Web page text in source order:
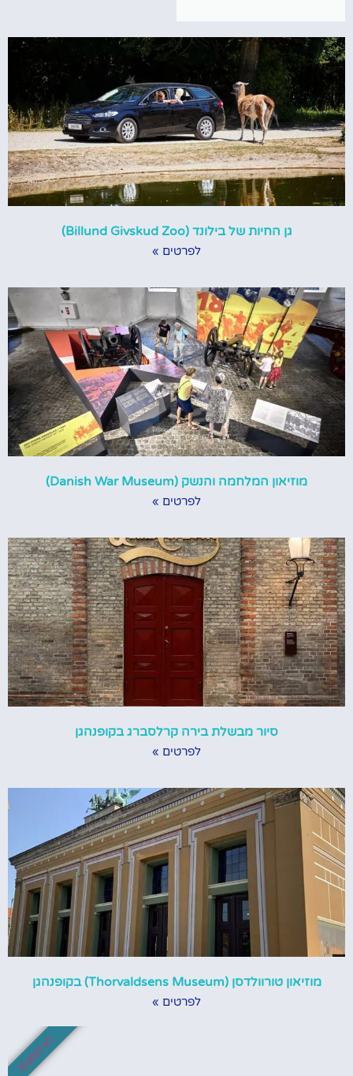
גן החיות של בילונד (Billund Givskud Zoo)
לפרטים »
מוזיאון המלחמה והנשק (Danish War Museum)
לפרטים »
סיור מבשלת בירה קרלסברג בקופנהגן
לפרטים »
מוזיאון טורוולדסן (Thorvaldsens Museum) בקופנהגן
לפרטים »
לא לפספס!